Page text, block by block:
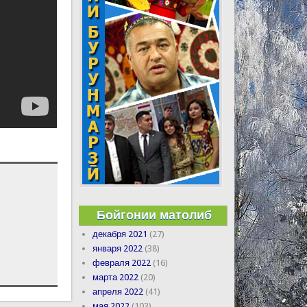
Бойгонии матолиб
декабря 2021 (27)
января 2022 (38)
февраля 2022 (16)
марта 2022 (20)
апреля 2022 (41)